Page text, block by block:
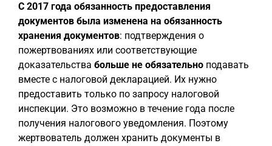
С 2017 года обязанность предоставления
документов была изменена на обязанность
хранения документов: подтверждения о
пожертвованиях или соответствующие
доказательства больше не обязательно подавать
вместе с налоговой декларацией. Их нужно
предоставить только по запросу налоговой
инспекции. Это возможно в течение года после
получения налогового уведомления. Поэтому
жертвователь должен хранить документы в